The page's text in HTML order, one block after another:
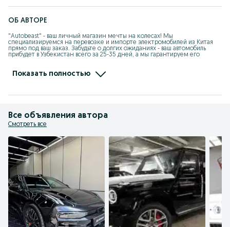
ОБ АВТОРЕ
"Autobeast" - ваш личный магазин мечты на колесах! Мы
специализируемся на перевозке и импорте электромобилей из Китая
прямо под ваш заказ. Забудьте о долгих ожиданиях - ваш автомобиль
прибудет в Узбекистан всего за 25-35 дней, а мы гарантируем его
всего в 10-дневной дороге от Ташкента, так что вы можете быстро
получить всю необходимую информацию и оформить заказ на свой
Показать полностью
Все объявления автора
Смотреть все